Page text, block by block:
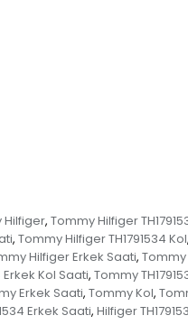
Hilfiger, Tommy Hilfiger
, Tommy Hilfiger TH1791534 Kol,
Hilfiger Erkek Saati, Tommy
Erkek Kol Saati, Tommy
Erkek Saati, Tommy Kol,
Erkek Saati, Hilfiger